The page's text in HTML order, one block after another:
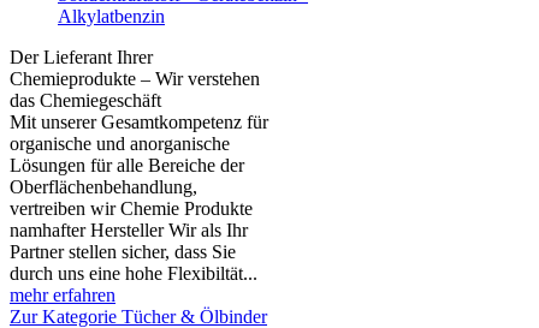
Alkylatbenzin
Der Lieferant Ihrer
Chemieprodukte – Wir verstehen
das Chemiegeschäft
Mit unserer Gesamtkompetenz für
organische und anorganische
Lösungen für alle Bereiche der
Oberflächenbehandlung,
vertreiben wir Chemie Produkte
namhafter Hersteller Wir als Ihr
Partner stellen sicher, dass Sie
durch uns eine hohe Flexibiltät...
mehr erfahren
Zur Kategorie Tücher & Ölbinder